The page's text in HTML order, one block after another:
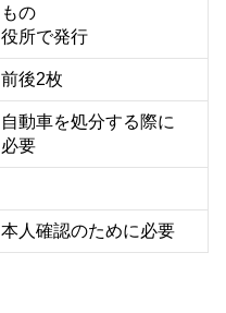
もの
役所で発行
前後2枚
自動車を処分する際に
必要
本人確認のために必要